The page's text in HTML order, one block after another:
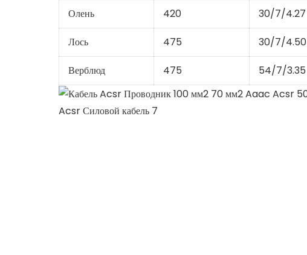
Олень 420 30/7/4.27
Лось 475 30/7/4.50
Верблюд 475 54/7/3.35